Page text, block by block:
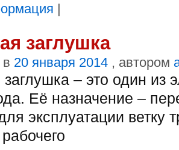
|
заглушка
20 января 2014 , автором
– это один из
Её назначение –
эксплуатации ветку